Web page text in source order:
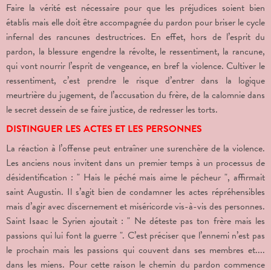
Faire la vérité est nécessaire pour que les préjudices soient bien
établis mais elle doit être accompagnée du pardon pour briser le cycle
infernal des rancunes destructrices. En effet, hors de l’esprit du
pardon, la blessure engendre la révolte, le ressentiment, la rancune,
qui vont nourrir l’esprit de vengeance, en bref la violence. Cultiver le
ressentiment, c’est prendre le risque d’entrer dans la logique
meurtrière du jugement, de l’accusation du frère, de la calomnie dans
le secret dessein de se faire justice, de redresser les torts.
DISTINGUER LES ACTES ET LES PERSONNES
La réaction à l’offense peut entraîner une surenchère de la violence.
Les anciens nous invitent dans un premier temps à un processus de
désidentification : " Hais le péché mais aime le pécheur ", affirmait
saint Augustin. Il s’agit bien de condamner les actes répréhensibles
mais d’agir avec discernement et miséricorde vis-à-vis des personnes.
Saint Isaac le Syrien ajoutait : " Ne déteste pas ton frère mais les
passions qui lui font la guerre ". C’est préciser que l’ennemi n’est pas
le prochain mais les passions qui couvent dans ses membres et....
dans les miens. Pour cette raison le chemin du pardon commence